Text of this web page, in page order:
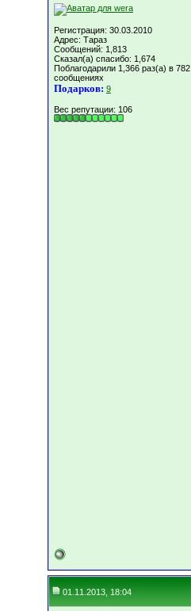
Регистрация: 30.03.2010
Адрес: Тараз
Сообщений: 1,813
Сказал(а) спасибо: 1,674
Поблагодарили 1,366 раз(а) в 782
сообщениях
Подарков: 9
Вес репутации: 106
01.11.2013, 18:04